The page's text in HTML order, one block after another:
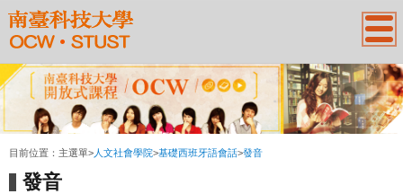
:::
目前位置： 主選單> 人文社會學院>基礎西班牙語會話>發音
發音